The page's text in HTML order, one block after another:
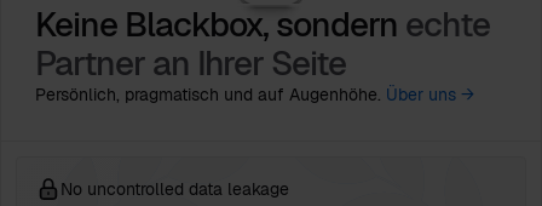
Keine Blackbox, sondern echte
Partner an Ihrer Seite
Persönlich, pragmatisch und auf Augenhöhe. Über uns →
No uncontrolled data leakage